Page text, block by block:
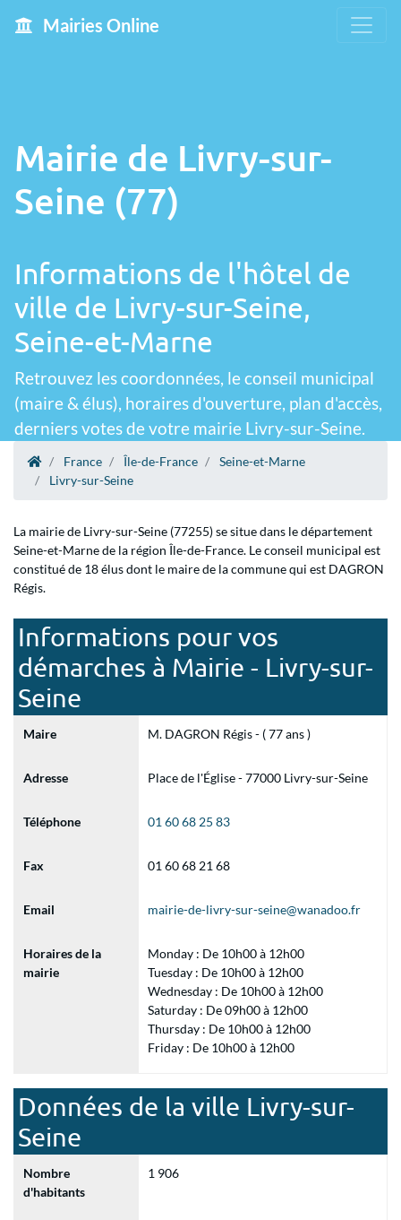
Mairies Online
Mairie de Livry-sur-
Seine (77)
Informations de l'hôtel de
ville de Livry-sur-Seine,
Seine-et-Marne
Retrouvez les coordonnées, le conseil municipal
(maire & élus), horaires d'ouverture, plan d'accès,
derniers votes de votre mairie Livry-sur-Seine.
France Île-de-France
Seine-et-Marne
Livry-sur-Seine
La mairie de Livry-sur-Seine (77255) se situe dans le département
Seine-et-Marne de la région Île-de-France. Le conseil municipal est
constitué de 18 élus dont le maire de la commune qui est DAGRON
Régis.
Informations pour vos
démarches à Mairie - Livry-sur-
Seine
Maire M. DAGRON Régis - ( 77 ans )
Adresse Place de l'Église - 77000 Livry-sur-Seine
Téléphone 01 60 68 25 83
Fax 01 60 68 21 68
Email mairie-de-livry-sur-seine@wanadoo.fr
Horaires de la
mairie
Monday : De 10h00 à 12h00
Tuesday : De 10h00 à 12h00
Wednesday : De 10h00 à 12h00
Saturday : De 09h00 à 12h00
Thursday : De 10h00 à 12h00
Friday : De 10h00 à 12h00
Données de la ville Livry-sur-
Seine
Nombre
d'habitants
1 906